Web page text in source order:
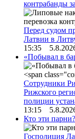
контрабанды
Перед судом
Латвии в
15:35
«Побывал в
Сотрудники
Рижского
полиции
13:15
Кто эти
Госполиция